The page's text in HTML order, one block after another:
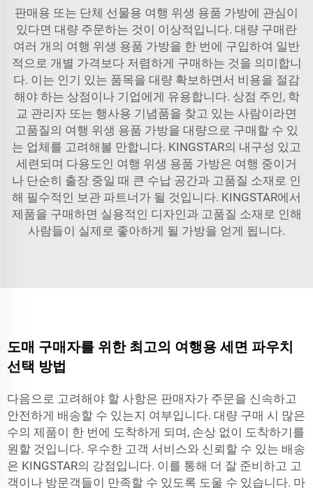
판매용 또는 단체 선물용 여행 위생 용품 가방에 관심이
있다면 대량 주문하는 것이 이상적입니다. 대량 구매란
여러 개의 여행 위생 용품 가방을 한 번에 구입하여 일반
적으로 개별 가격보다 저렴하게 구매하는 것을 의미합니
다. 이는 인기 있는 품목을 대량 확보하면서 비용을 절감
해야 하는 상점이나 기업에게 유용합니다. 상점 주인, 학
교 관리자 또는 행사용 기념품을 찾고 있는 사람이라면
고품질의 여행 위생 용품 가방을 대량으로 구매할 수 있
는 업체를 고려해볼 만합니다. KINGSTAR의 내구성 있고
세련되며 다용도인 여행 위생 용품 가방은 여행 중이거
나 단순히 출장 중일 때 큰 수납 공간과 고품질 소재로 인
해 필수적인 보관 파트너가 될 것입니다. KINGSTAR에서
제품을 구매하면 실용적인 디자인과 고품질 소재로 인해
사람들이 실제로 좋아하게 될 가방을 얻게 됩니다.
도매 구매자를 위한 최고의 여행용 세면 파우치
선택 방법
다음으로 고려해야 할 사항은 판매자가 주문을 신속하고
안전하게 배송할 수 있는지 여부입니다. 대량 구매 시 많은
수의 제품이 한 번에 도착하게 되며, 손상 없이 도착하기를
원할 것입니다. 우수한 고객 서비스와 신뢰할 수 있는 배송
은 KINGSTAR의 강점입니다. 이를 통해 더 잘 준비하고 고
객이나 방문객들이 만족할 수 있도록 도울 수 있습니다. 마